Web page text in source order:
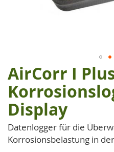
Zum
Anfang
der
Bildgalerie
springen
AirCorr I
Display
Datenlogger für die
Korrosionsbelastung in